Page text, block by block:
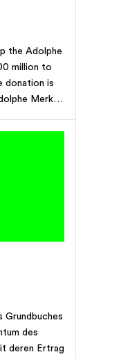
en
à des
de
la fondation
par
disposition
the Adolphe
million to
donation is
Merkle
such as a
Grundbuches
des
deren Ertrag